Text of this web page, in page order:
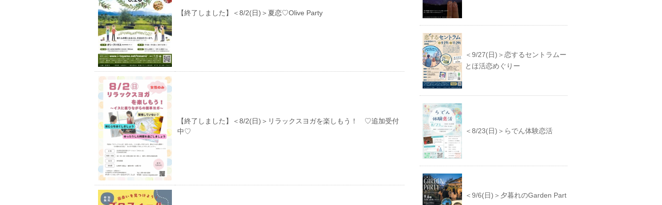
【終了しました】＜8/2(日)＞夏恋♡Olive Party
【終了しました】＜8/2(日)＞リラックスヨガを楽しもう！ ♡追加受付
中♡
＜9/27(日)＞恋するセントラムー
とほ活恋めぐりー
＜8/23(日)＞らでん体験恋活
＜9/6(日)＞夕暮れのGarden Part